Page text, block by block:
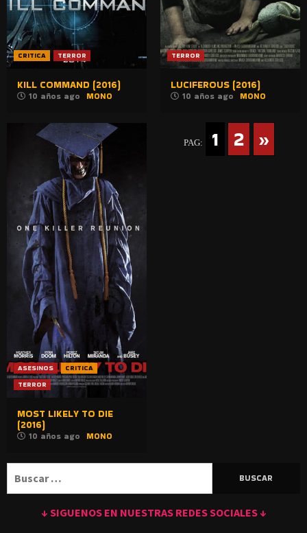
CRITICA TERROR
KILL COMMAND (2016)
10 años ago MONO
TERROR
LUCIFEROUS (2016)
10 años ago MONO
ASESINOS
CRITICA
TERROR
MOST LIKELY TO DIE
(2016)
10 años ago MONO
PAG: 1 2 »
↓ SIGUENOS EN NUESTRAS REDES SOCIALES ↓